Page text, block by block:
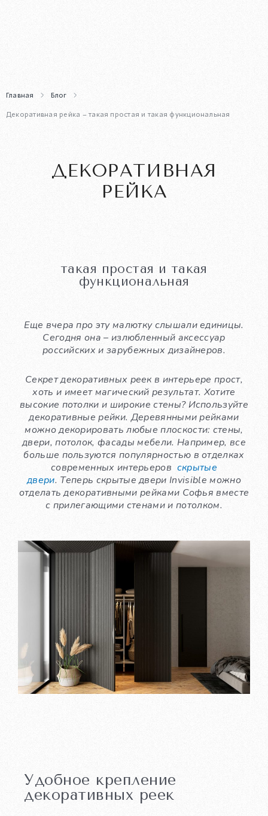
Главная Блог
Декоративная рейка – такая простая и такая функциональная
ДЕКОРАТИВНАЯ
РЕЙКА
такая простая и такая
функциональная
Еще вчера про эту малютку слышали единицы.
Сегодня она – излюбленный аксессуар
российских и зарубежных дизайнеров.
Секрет декоративных реек в интерьере прост,
хоть и имеет магический результат. Хотите
высокие потолки и широкие стены? Используйте
декоративные рейки. Деревянными рейками
можно декорировать любые плоскости: стены,
двери, потолок, фасады мебели. Например, все
больше пользуются популярностью в отделках
современных интерьеров скрытые
двери. Теперь скрытые двери Invisible можно
отделать декоративными рейками Софья вместе
с прилегающими стенами и потолком.
Удобное крепление
декоративных реек